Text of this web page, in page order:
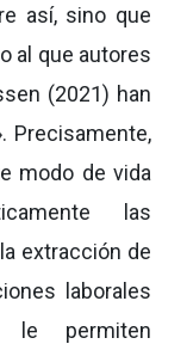
así, sino que
al que autores
(2021) han
Precisamente,
modo de vida
las
extracción de
laborales
le permiten